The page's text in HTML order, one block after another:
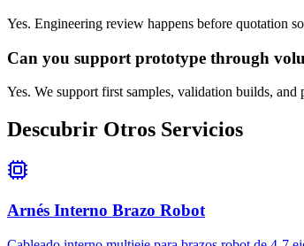
Yes. Engineering review happens before quotation
Can you support prototype through
Yes. We support first samples, validation builds,
Descubrir Otros Servicios
Arnés Interno Brazo Robot